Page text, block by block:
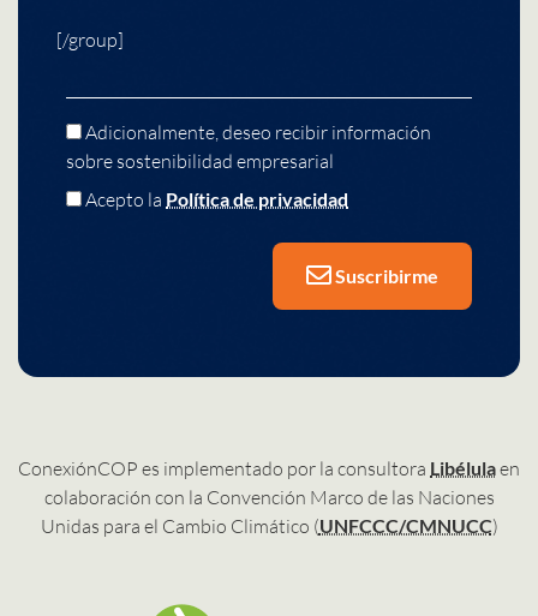
[/group]
Adicionalmente, deseo recibir información
sobre sostenibilidad empresarial
Acepto la Política de privacidad
Suscribirme
ConexiónCOP es implementado por la consultora Libélulaen
colaboración con la Convención Marco de las Naciones
Unidas para el Cambio Climático (UNFCCC/CMNUCC)